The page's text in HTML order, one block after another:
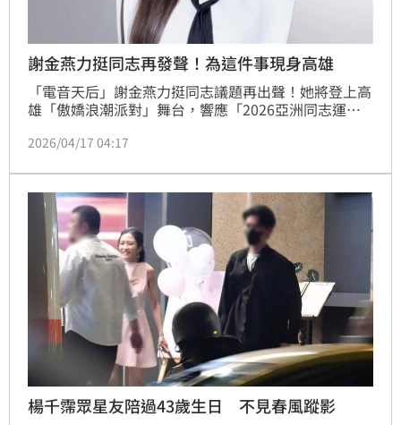
謝金燕力挺同志再發聲！為這件事現身高雄
「電音天后」謝金燕力挺同志議題再出聲！她將登上高
雄「傲嬌浪潮派對」舞台，響應「2026亞洲同志運動
你來高雄！一起浪起來，不見不散！」展現對
2026/04/17 04:17
楊千霈眾星友陪過43歲生日 不見春風蹤影